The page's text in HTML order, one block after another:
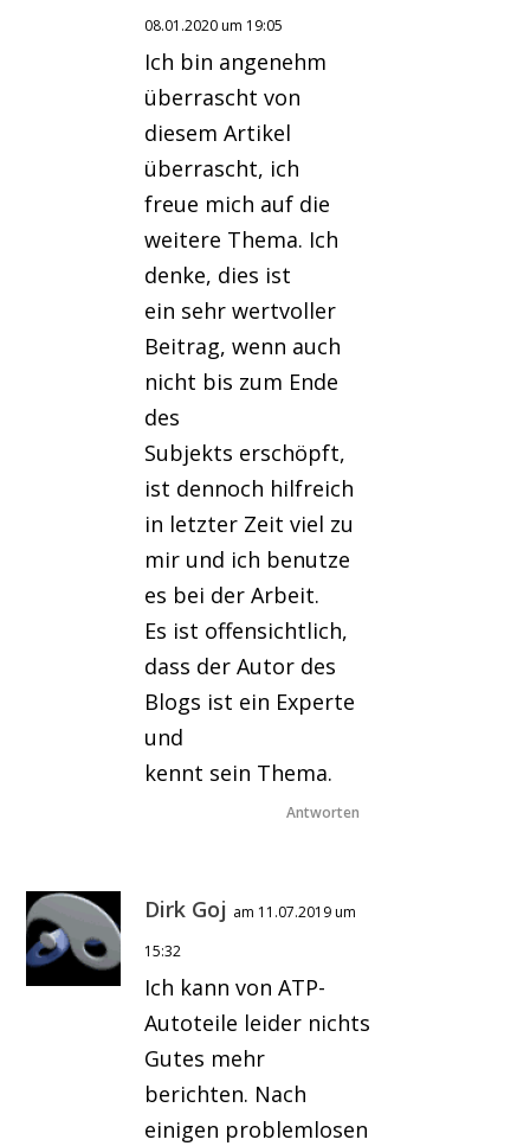
08.01.2020 um 19:05
Ich bin angenehm
überrascht von
diesem Artikel
überrascht, ich
freue mich auf die
weitere Thema. Ich
denke, dies ist
ein sehr wertvoller
Beitrag, wenn auch
nicht bis zum Ende
des
Subjekts erschöpft,
ist dennoch hilfreich
in letzter Zeit viel zu
mir und ich benutze
es bei der Arbeit.
Es ist offensichtlich,
dass der Autor des
Blogs ist ein Experte
und
kennt sein Thema.
Antworten
Dirk Goj am 11.07.2019 um
15:32
Ich kann von ATP-
Autoteile leider nichts
Gutes mehr
berichten. Nach
einigen problemlosen